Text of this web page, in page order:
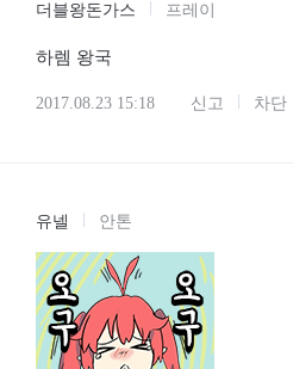
더블왕돈가스 프레이
하렘 왕국
2017.08.23 15:18 신고 차단
유넬 안톤